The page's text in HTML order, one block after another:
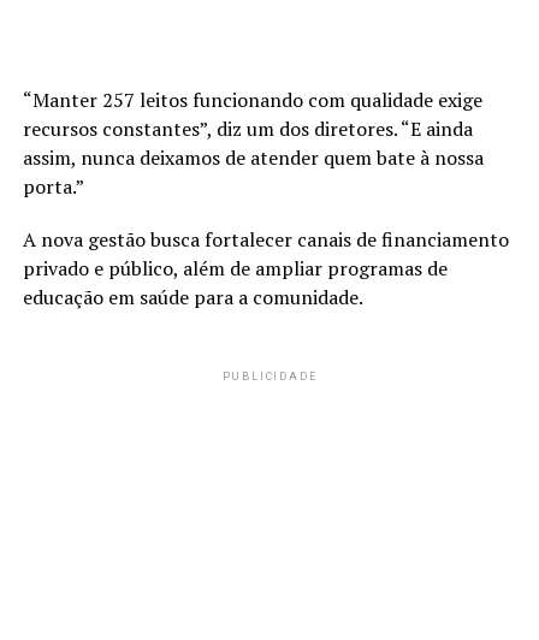
“Manter 257 leitos funcionando com qualidade exige
recursos constantes”, diz um dos diretores. “E ainda
assim, nunca deixamos de atender quem bate à nossa
porta.”
A nova gestão busca fortalecer canais de financiamento
privado e público, além de ampliar programas de
educação em saúde para a comunidade.
PUBLICIDADE